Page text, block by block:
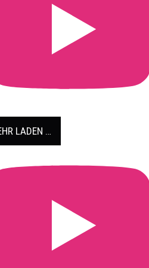
LADEN …